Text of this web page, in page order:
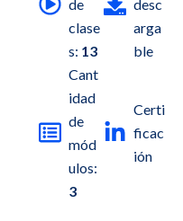
de
clase
s: 13
desc
arga
ble
Cant
idad
de
mód
ulos:
3
Certi
ficac
ión